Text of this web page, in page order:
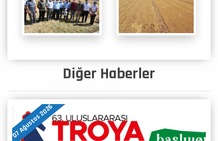
Diğer Haberler
07 Ağustos 2026